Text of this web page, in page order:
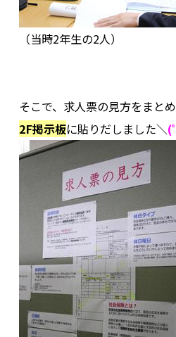
（当時2年生の2人）
そこで、求人票の見方をまと
2F掲示板に貼りだしました＼(